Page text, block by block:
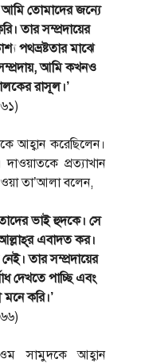
তোমাদের জন্যে
তার সম্প্রদায়ের
পথভ্রষ্টতার মাঝে
আমি কখনও
রাসূল।’
আহ্বান করেছিলেন।
প্রত্যাখান
তা’আলা বলেন,
ভাই হুদকে। সে
এবাদত কর।
তার সম্প্রদায়ের
দেখতে পাচ্ছি এবং
করি।’
সামুদকে আহ্বান